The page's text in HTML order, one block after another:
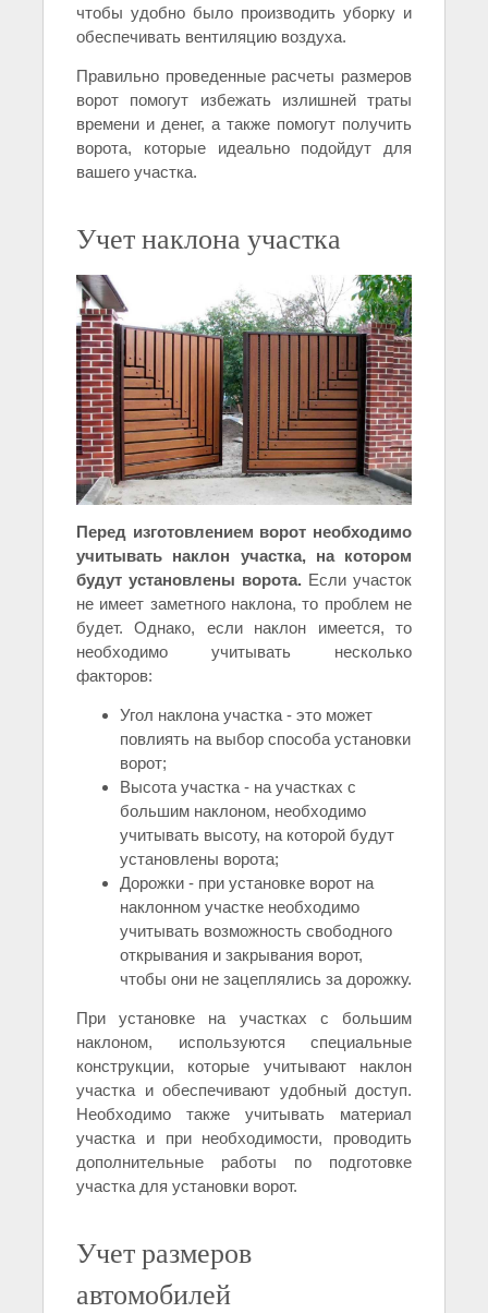
чтобы удобно было производить уборку и
обеспечивать вентиляцию воздуха.
Правильно проведенные расчеты размеров
ворот помогут избежать излишней траты
времени и денег, а также помогут получить
ворота, которые идеально подойдут для
вашего участка.
Учет наклона участка
Перед изготовлением ворот необходимо
учитывать наклон участка, на котором
будут установлены ворота. Если участок
не имеет заметного наклона, то проблем не
будет. Однако, если наклон имеется, то
необходимо учитывать несколько
факторов:
Угол наклона участка - это может
повлиять на выбор способа установки
ворот;
Высота участка - на участках с
большим наклоном, необходимо
учитывать высоту, на которой будут
установлены ворота;
Дорожки - при установке ворот на
наклонном участке необходимо
учитывать возможность свободного
открывания и закрывания ворот,
чтобы они не зацеплялись за дорожку.
При установке на участках с большим
наклоном, используются специальные
конструкции, которые учитывают наклон
участка и обеспечивают удобный доступ.
Необходимо также учитывать материал
участка и при необходимости, проводить
дополнительные работы по подготовке
участка для установки ворот.
Учет размеров
автомобилей